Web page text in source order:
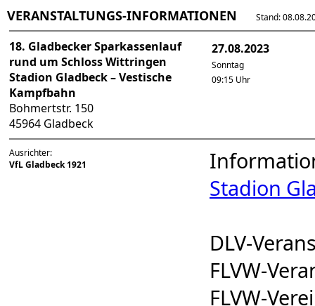
VERANSTALTUNGS-INFORMATIONEN Stand:
18. Gladbecker Sparkassenlauf
rund um Schloss Wittringen
Stadion Gladbeck – Vestische
Kampfbahn
Bohmertstr. 150
45964 Gladbeck
27.08.2023
Sonntag
09:15 Uhr
Ausrichter:
VfL Gladbeck 1921
Stadion
DLV-
FLVW-
FLVW-